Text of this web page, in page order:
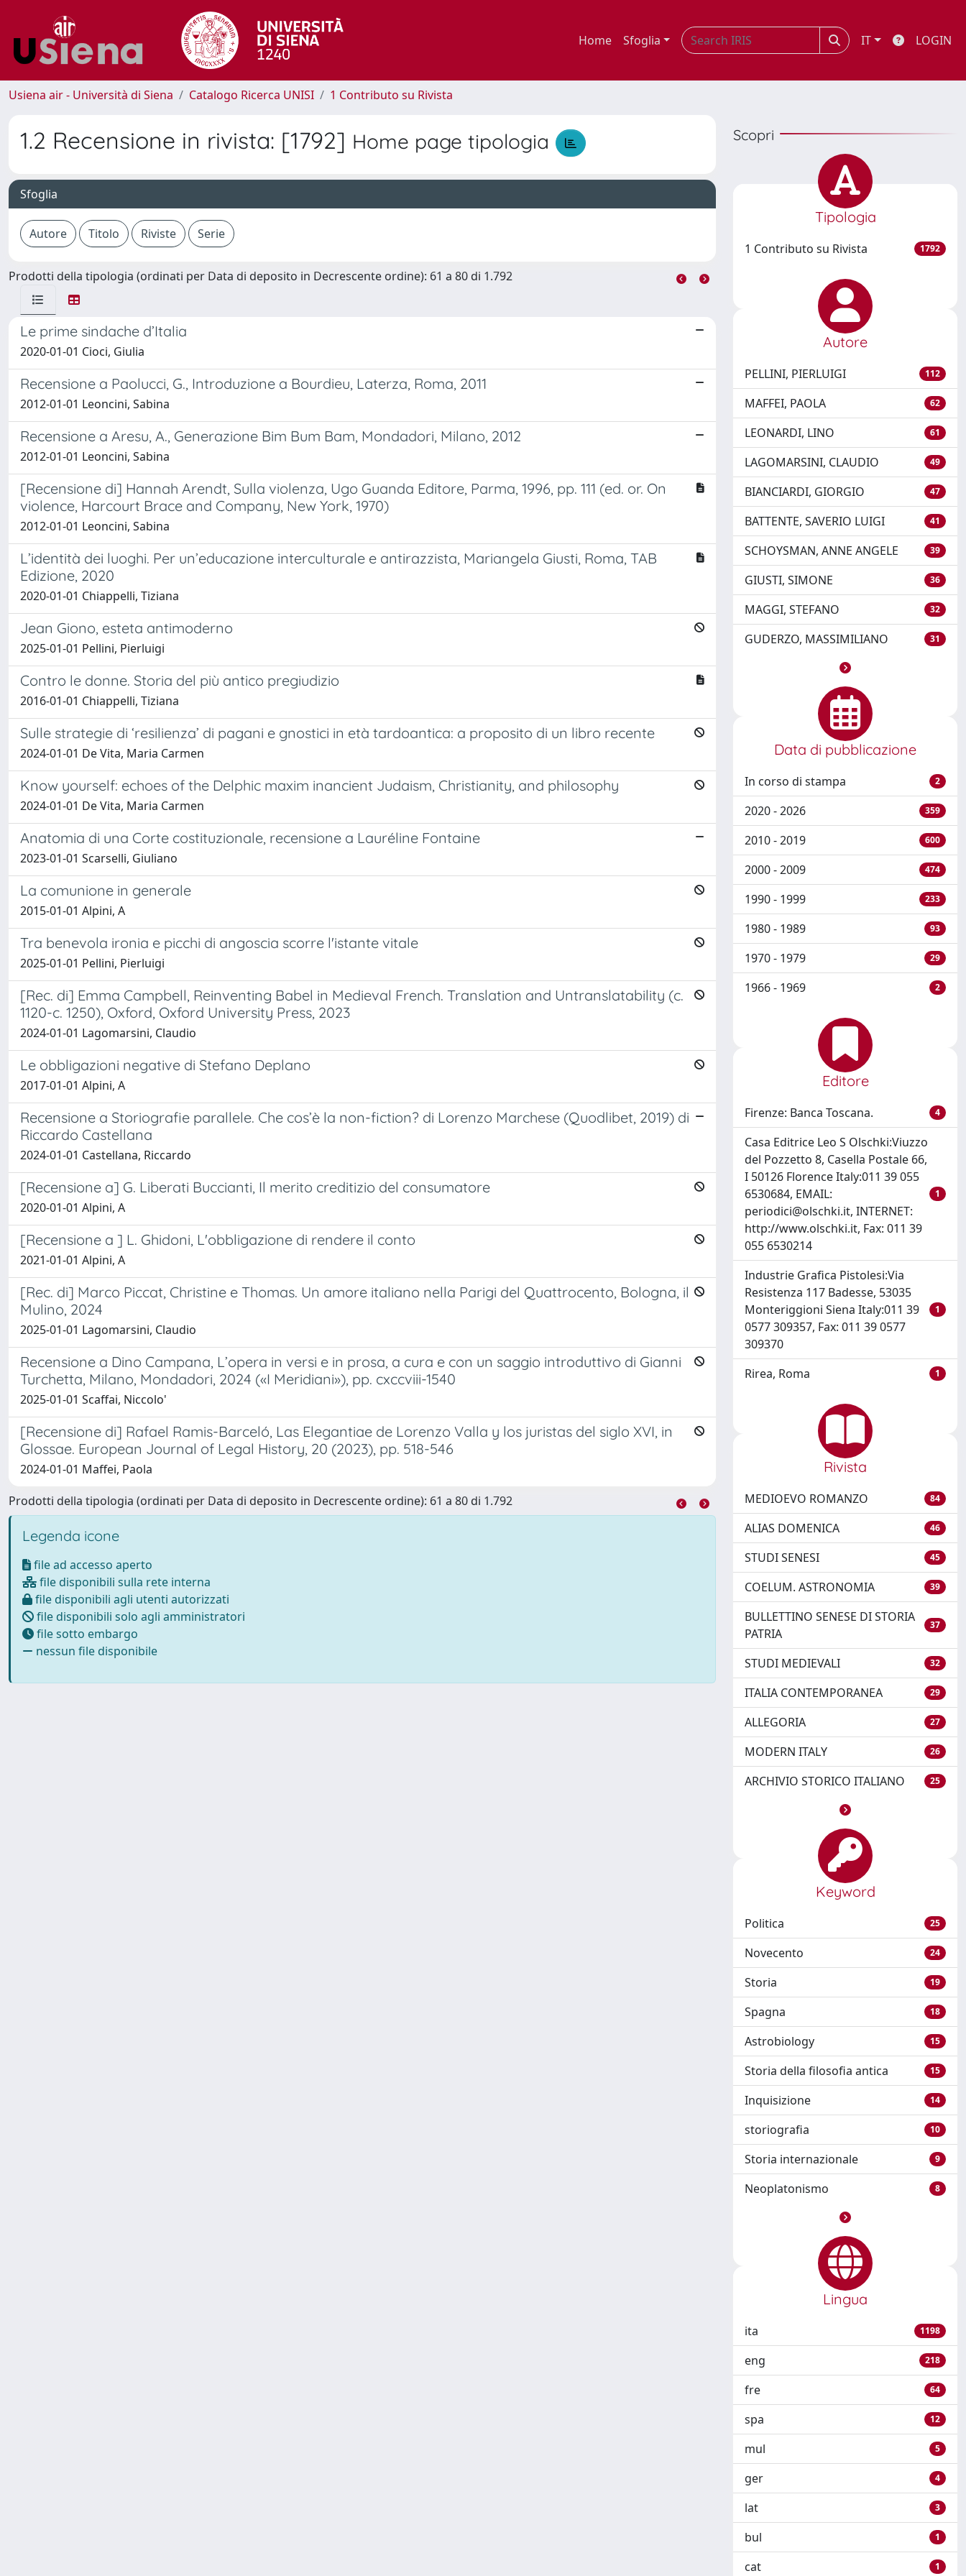
Home Sfoglia IT LOGIN
Usiena air - Università di Siena Catalogo Ricerca UNISI 1 Contributo su Rivista
1.2 Recensione in rivista: [1792] Home page tipologia
Sfoglia
Prodotti della tipologia (ordinati per Data di deposito in Decrescente ordine): 61 a 80 di 1.792
Le prime sindache d’Italia
2020-01-01 Cioci, Giulia
Recensione a Paolucci, G., Introduzione a Bourdieu, Laterza, Roma, 2011
2012-01-01 Leoncini, Sabina
Recensione a Aresu, A., Generazione Bim Bum Bam, Mondadori, Milano, 2012
2012-01-01 Leoncini, Sabina
[Recensione di] Hannah Arendt, Sulla violenza, Ugo Guanda Editore, Parma, 1996, pp. 111 (ed. or. On
violence, Harcourt Brace and Company, New York, 1970)
2012-01-01 Leoncini, Sabina
L’identità dei luoghi. Per un’educazione interculturale e antirazzista, Mariangela Giusti, Roma, TAB
Edizione, 2020
2020-01-01 Chiappelli, Tiziana
Jean Giono, esteta antimoderno
2025-01-01 Pellini, Pierluigi
Contro le donne. Storia del più antico pregiudizio
2016-01-01 Chiappelli, Tiziana
Sulle strategie di ‘resilienza’ di pagani e gnostici in età tardoantica: a proposito di un libro recente
2024-01-01 De Vita, Maria Carmen
Know yourself: echoes of the Delphic maxim inancient Judaism, Christianity, and philosophy
2024-01-01 De Vita, Maria Carmen
Anatomia di una Corte costituzionale, recensione a Lauréline Fontaine
2023-01-01 Scarselli, Giuliano
La comunione in generale
2015-01-01 Alpini, A
Tra benevola ironia e picchi di angoscia scorre l'istante vitale
2025-01-01 Pellini, Pierluigi
[Rec. di] Emma Campbell, Reinventing Babel in Medieval French. Translation and Untranslatability (c.
1120-c. 1250), Oxford, Oxford University Press, 2023
2024-01-01 Lagomarsini, Claudio
Le obbligazioni negative di Stefano Deplano
2017-01-01 Alpini, A
Recensione a Storiografie parallele. Che cos’è la non-fiction? di Lorenzo Marchese (Quodlibet, 2019) di
Riccardo Castellana
2024-01-01 Castellana, Riccardo
[Recensione a] G. Liberati Buccianti, Il merito creditizio del consumatore
2020-01-01 Alpini, A
[Recensione a ] L. Ghidoni, L'obbligazione di rendere il conto
2021-01-01 Alpini, A
[Rec. di] Marco Piccat, Christine e Thomas. Un amore italiano nella Parigi del Quattrocento, Bologna, il
Mulino, 2024
2025-01-01 Lagomarsini, Claudio
Recensione a Dino Campana, L’opera in versi e in prosa, a cura e con un saggio introduttivo di Gianni
Turchetta, Milano, Mondadori, 2024 («I Meridiani»), pp. cxccviii-1540
2025-01-01 Scaffai, Niccolo'
[Recensione di] Rafael Ramis-Barceló, Las Elegantiae de Lorenzo Valla y los juristas del siglo XVI, in
Glossae. European Journal of Legal History, 20 (2023), pp. 518-546
2024-01-01 Maffei, Paola
Prodotti della tipologia (ordinati per Data di deposito in Decrescente ordine): 61 a 80 di 1.792
Legenda icone
file ad accesso aperto
file disponibili sulla rete interna
file disponibili agli utenti autorizzati
file disponibili solo agli amministratori
file sotto embargo
nessun file disponibile
Scopri
Tipologia
1 Contributo su Rivista 1792
Autore
PELLINI, PIERLUIGI 112
MAFFEI, PAOLA 62
LEONARDI, LINO 61
LAGOMARSINI, CLAUDIO 49
BIANCIARDI, GIORGIO 47
BATTENTE, SAVERIO LUIGI 41
SCHOYSMAN, ANNE ANGELE 39
GIUSTI, SIMONE 36
MAGGI, STEFANO 32
GUDERZO, MASSIMILIANO 31
Data di pubblicazione
In corso di stampa 2
2020 - 2026 359
2010 - 2019 600
2000 - 2009 474
1990 - 1999 233
1980 - 1989 93
1970 - 1979 29
1966 - 1969 2
Editore
Firenze: Banca Toscana. 4
Casa Editrice Leo S Olschki:Viuzzo
del Pozzetto 8, Casella Postale 66,
I 50126 Florence Italy:011 39 055
6530684, EMAIL:
periodici@olschki.it, INTERNET:
http://www.olschki.it, Fax: 011 39
055 6530214
1
Industrie Grafica Pistolesi:Via
Resistenza 117 Badesse, 53035
Monteriggioni Siena Italy:011 39
0577 309357, Fax: 011 39 0577
309370
1
Rirea, Roma 1
Rivista
MEDIOEVO ROMANZO 84
ALIAS DOMENICA 46
STUDI SENESI 45
COELUM. ASTRONOMIA 39
BULLETTINO SENESE DI STORIA
PATRIA
37
STUDI MEDIEVALI 32
ITALIA CONTEMPORANEA 29
ALLEGORIA 27
MODERN ITALY 26
ARCHIVIO STORICO ITALIANO 25
Keyword
Politica 25
Novecento 24
Storia 19
Spagna 18
Astrobiology 15
Storia della filosofia antica 15
Inquisizione 14
storiografia 10
Storia internazionale 9
Neoplatonismo 8
Lingua
ita 1198
eng 218
fre 64
spa 12
mul 5
ger 4
lat 3
bul 1
cat 1